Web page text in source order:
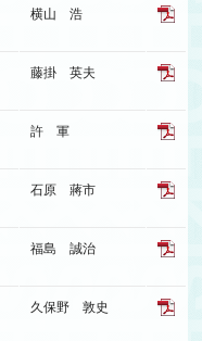
横山 浩
藤掛 英夫
許 軍
石原 蔣市
福島 誠治
久保野 敦史